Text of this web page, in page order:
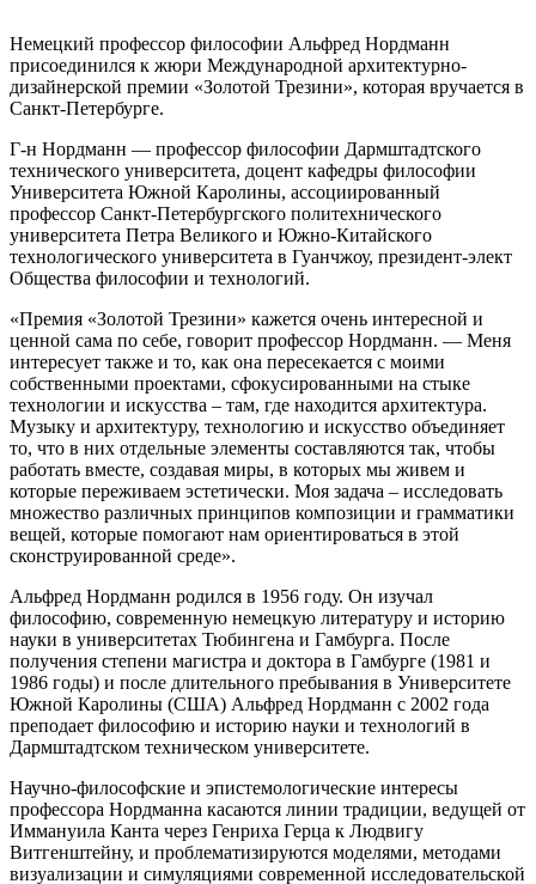
Немецкий профессор философии Альфред Нордманн
присоединился к жюри Международной архитектурно-
дизайнерской премии «Золотой Трезини», которая вручается в
Санкт-Петербурге.
Г-н Нордманн — профессор философии Дармштадтского
технического университета, доцент кафедры философии
Университета Южной Каролины, ассоциированный
профессор Санкт-Петербургского политехнического
университета Петра Великого и Южно-Китайского
технологического университета в Гуанчжоу, президент-элект
Общества философии и технологий.
«Премия «Золотой Трезини» кажется очень интересной и
ценной сама по себе, говорит профессор Нордманн. — Меня
интересует также и то, как она пересекается с моими
собственными проектами, сфокусированными на стыке
технологии и искусства – там, где находится архитектура.
Музыку и архитектуру, технологию и искусство объединяет
то, что в них отдельные элементы составляются так, чтобы
работать вместе, создавая миры, в которых мы живем и
которые переживаем эстетически. Моя задача – исследовать
множество различных принципов композиции и грамматики
вещей, которые помогают нам ориентироваться в этой
сконструированной среде».
Альфред Нордманн родился в 1956 году. Он изучал
философию, современную немецкую литературу и историю
науки в университетах Тюбингена и Гамбурга. После
получения степени магистра и доктора в Гамбурге (1981 и
1986 годы) и после длительного пребывания в Университете
Южной Каролины (США) Альфред Нордманн с 2002 года
преподает философию и историю науки и технологий в
Дармштадтском техническом университете.
Научно-философские и эпистемологические интересы
профессора Нордманна касаются линии традиции, ведущей от
Иммануила Канта через Генриха Герца к Людвигу
Витгенштейну, и проблематизируются моделями, методами
визуализации и симуляциями современной исследовательской